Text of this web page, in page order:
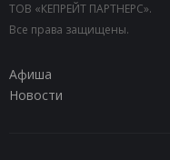
ТОВ «КЕПРЕЙТ ПАРТНЕРС».
Все права защищены.
Афиша
Новости